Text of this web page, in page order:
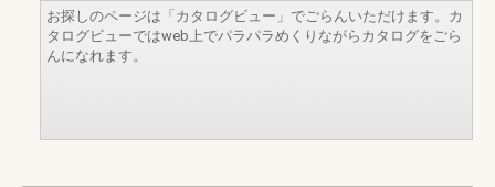
お探しのページは「カタログビュー」でごらんいただけます。カ
タログビューではweb上でパラパラめくりながらカタログをごら
んになれます。